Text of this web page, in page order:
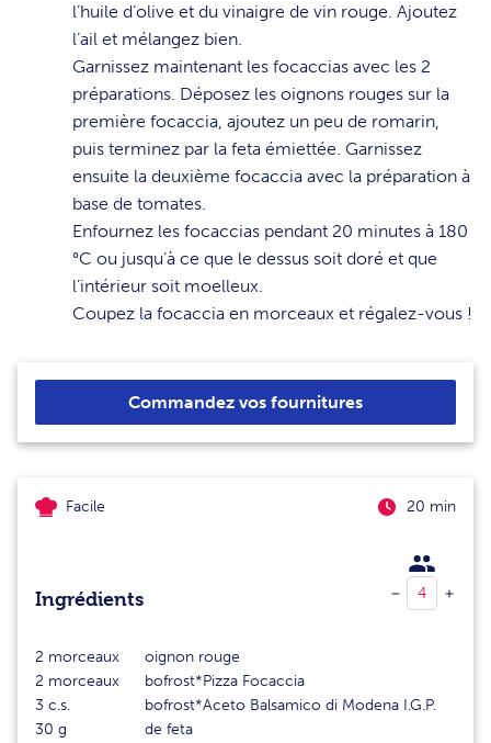
l’huile d’olive et du vinaigre de vin rouge. Ajoutez
l’ail et mélangez bien.
Garnissez maintenant les focaccias avec les 2
préparations. Déposez les oignons rouges sur la
première focaccia, ajoutez un peu de romarin,
puis terminez par la feta émiettée. Garnissez
ensuite la deuxième focaccia avec la préparation à
base de tomates.
Enfournez les focaccias pendant 20 minutes à 180
°C ou jusqu’à ce que le dessus soit doré et que
l’intérieur soit moelleux.
Coupez la focaccia en morceaux et régalez-vous !
Commandez vos fournitures
Facile 20 min
Ingrédients
2 morceaux
oignon rouge
2 morceaux
bofrost*Pizza Focaccia
3 c.s.
bofrost*Aceto Balsamico di Modena I.G.P.
30 g
de feta